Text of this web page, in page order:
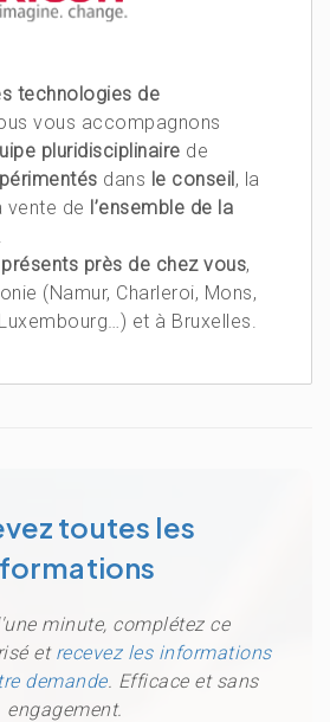
technologies de
vous accompagnons
pluridisciplinaire de
dans le conseil , la
vente de l’ensemble de la
.
présents près de chez vous,
(Namur, Charleroi, Mons,
et à Bruxelles.
toutes les
minute, complétez ce
et recevez les informations
demande. Efficace et sans
engagement.